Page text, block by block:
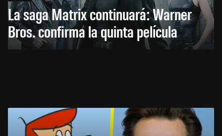
La saga Matrix continuará: Warner
Bros. confirma la quinta película